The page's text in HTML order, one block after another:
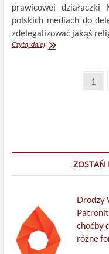
prawicowej
polskich mediach do
zdelegalizować jakąś
Czytaj dalejDelegalizacja
Stronicowanie
Page
1
ZOSTAŃ
Drodzy
choćby
różne